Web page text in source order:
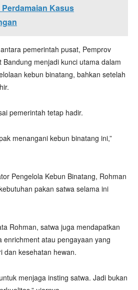
Kasus
pemerintah pusat, Pemprov
menjadi kunci utama dalam
kebun binatang, bahkan setelah
pemerintah tetap hadir.
menangani kebun binatang ini,”
Pengelola Kebun Binatang, Rohman
pakan satwa selama ini
Rohman, satwa juga mendapatkan
enrichment atau pengayaan yang
dan kesehatan hewan.
menjaga insting satwa. Jadi bukan